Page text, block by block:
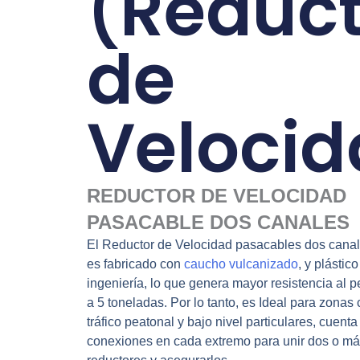
de
REDUCTOR DE VELOCIDAD
PASACABLE DOS CANALES
El Reductor de Velocidad pasacables dos
es fabricado con caucho vulcanizado, y
ingeniería, lo que genera mayor resistencia al
a 5 toneladas. Por lo tanto, es Ideal para zonas
tráfico peatonal y bajo nivel particulares,
conexiones en cada extremo para unir dos o